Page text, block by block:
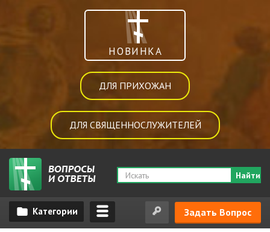
НОВИНКА
ДЛЯ ПРИХОЖАН
ДЛЯ СВЯЩЕННОСЛУЖИТЕЛЕЙ
Найти
Задать Вопрос